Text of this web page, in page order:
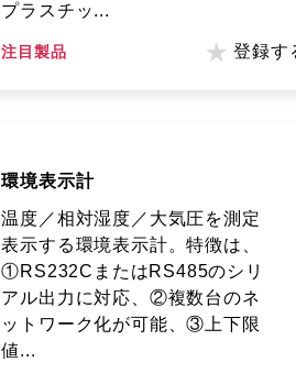
プラスチッ...
注目製品 登録す
環境表示計
温度／相対湿度／大気圧を測定
表示する環境表示計。特徴は、
①RS232CまたはRS485のシリ
アル出力に対応、②複数台のネ
ットワーク化が可能、③上下限
値...